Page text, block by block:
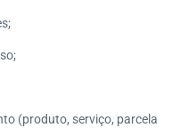
(produto, serviço, parcela